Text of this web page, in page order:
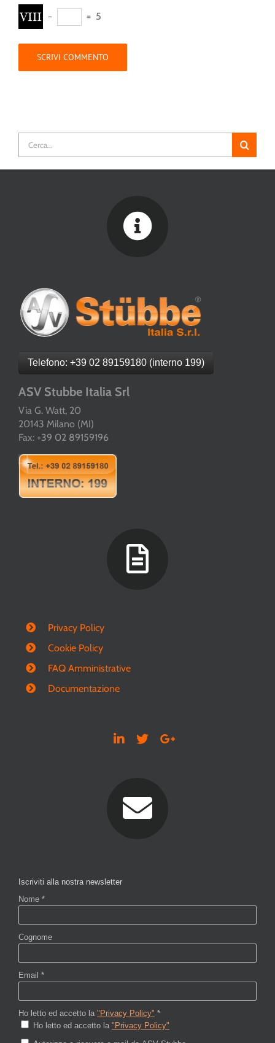
− = 5
Telefono: +39 02 89159180 (interno 199)
ASV Stubbe Italia Srl
Via G. Watt, 20
20143 Milano (MI)
Fax: +39 02 89159196
Privacy Policy
Cookie Policy
FAQ Amministrative
Documentazione